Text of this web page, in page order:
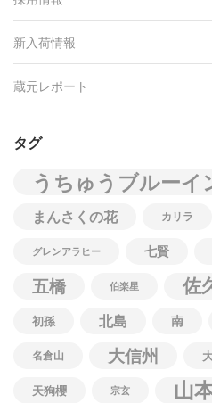
新入荷情報
蔵元レポート
タグ
うちゅうブルーイ
まんさくの花 カリラ
グレンアラヒー 七賢
五橋
伯楽星 佐
初孫 北島 南
名倉山 大信州
天狗櫻 宗玄 山